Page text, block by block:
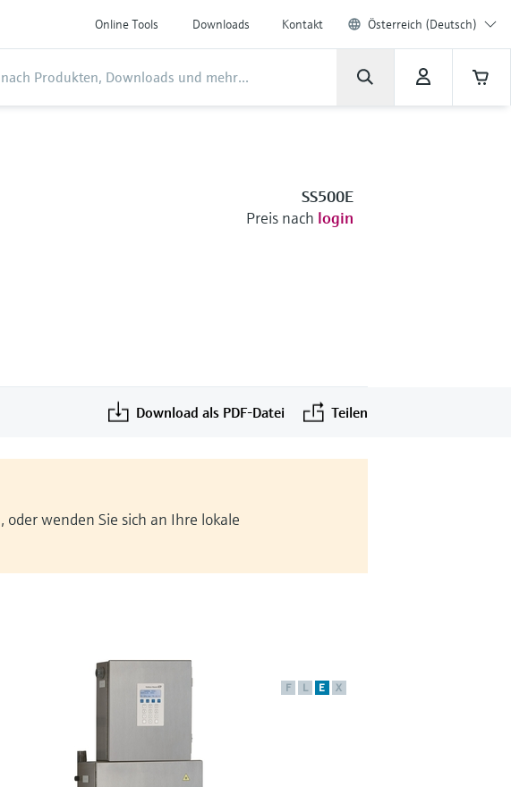
Online Tools Downloads Kontakt Österreich (Deutsch)
SS500E
Preis nach login
Download als PDF-Datei Teilen
wenden Sie sich an Ihre lokale
F L E X